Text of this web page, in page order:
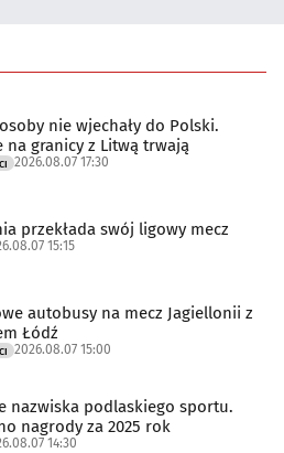
nie wjechały do Polski.
na granicy z Litwą trwają
2026.08.07 17:30
przekłada swój ligowy mecz
15:15
autobusy na mecz Jagiellonii z
Łódź
2026.08.07 15:00
nazwiska podlaskiego sportu.
nagrody za 2025 rok
14:30